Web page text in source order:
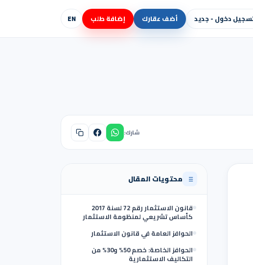
دخول - جديد أضف عقارك إضافة طلب EN
شارك:
محتويات المقال
قانون الاستثمار رقم 72 لسنة 2017
كأساس تشريعي لمنظومة الاستثمار
الحوافز العامة في قانون الاستثمار
الحوافز الخاصة: خصم 50% و30% من
التكاليف الاستثمارية